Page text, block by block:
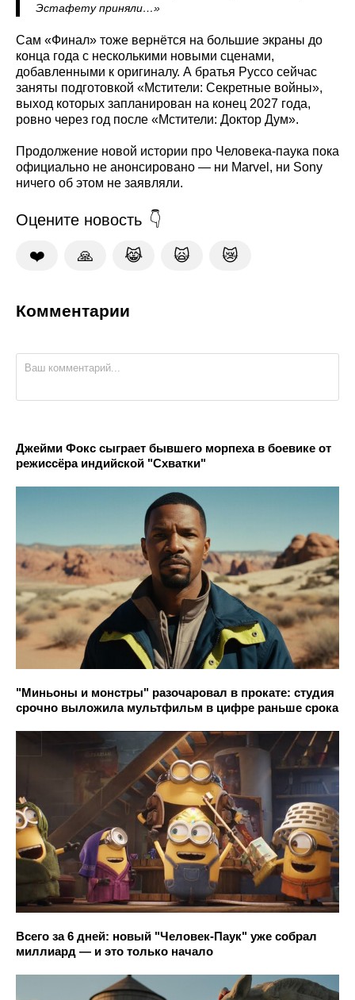
Эстафету приняли…»
Сам «Финал» тоже вернётся на большие экраны до
конца года с несколькими новыми сценами,
добавленными к оригиналу. А братья Руссо сейчас
заняты подготовкой «Мстители: Секретные войны»,
выход которых запланирован на конец 2027 года,
ровно через год после «Мстители: Доктор Дум».
Продолжение новой истории про Человека-паука пока
официально не анонсировано — ни Marvel, ни Sony
ничего об этом не заявляли.
Оцените новость
❤️ 🙏 😹 🙀 😿
Комментарии
Джейми Фокс сыграет бывшего морпеха в боевике от
режиссёра индийской "Схватки"
"Миньоны и монстры" разочаровал в прокате: студия
срочно выложила мультфильм в цифре раньше срока
Всего за 6 дней: новый "Человек-Паук" уже собрал
миллиард — и это только начало